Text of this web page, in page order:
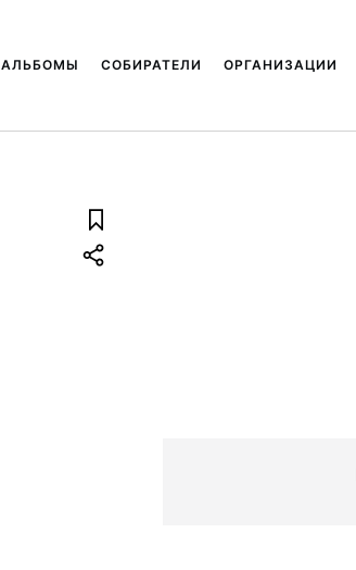
АЛЬБОМЫ СОБИРАТЕЛИ ОРГАНИЗАЦИИ